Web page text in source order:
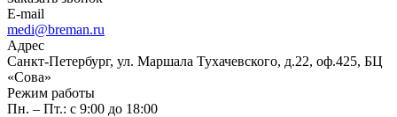
E-mail
medi@breman.ru
Адрес
Санкт-Петербург, ул. Маршала Тухачевского, д.22, оф.425, БЦ
«Сова»
Режим работы
Пн. – Пт.: с 9:00 до 18:00